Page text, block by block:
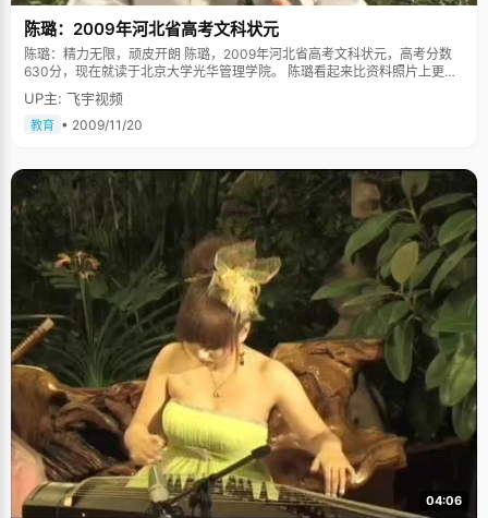
陈璐：2009年河北省高考文科状元
陈璐：精力无限，顽皮开朗 陈璐，2009年河北省高考文科状元，高考分数
630分，现在就读于北京大学光华管理学院。 陈璐看起来比资料照片上更加
娇小，清秀的脸盘，利索的短发，一副细丝眼镜显出才女的气质，她很喜
欢"才女"这个词，我们边开着玩笑开始了采访，她不停的呵呵笑着，一笑就
露出了两颗可爱的小虎牙。陈璐待人热情、爽朗，有着非常可亲的个性，是
力，"望女成凤"的期望使得他们在对陈璐的各方面要求都不予宽容态度。"小
时候做什么事情都有很严格的规定，比如出去玩，看电视等等娱乐项目，都
有严格的时间限定，时间一到，就必须去学习，或者看书。"陈璐一边假惺惺
的抱怨自己缺少童年生活，一边又庆幸因此而获得了大量阅读的时间，从小
看了不少的文学名著。 "小时候妈妈对于我做事情的态度和时间要求很严
格"，陈璐回忆"我记得小时候拿一道题去问妈妈，她给我讲了一遍，然后问
我&lsquo;你懂了吗&rsquo;?其实当时我还不太懂，但是害怕妈妈太严厉了，
就违心的点头说&lsquo;懂了&rsquo;。"大概是妈妈看出了陈璐的犹豫，于是
就让陈璐将那道题的解法讲一遍，陈璐支支吾吾的半天答不上来，心里越来
越打鼓。"妈妈严厉的批评说，"不懂就要问，不要不懂装懂"。这件事情对陈
璐的成长影响特别大，"以后我再有什么问题，都会很积极的去问，不会的立
马就去弄清楚，绝对不拖延了事"。陈璐每天都有一个计划本，把所有今天要
做的事情记下来，睡觉之前一项一项的核对划掉，"今日事今日毕，这样才能
睡得踏实。" 在陈璐的书桌上，有一个塑封的字条，上书八个刚劲俊秀的大
字"自信、冷静、分析、坚强"，每当遇到挫折的时候，陈璐就会将这四个字
拿出来勉励自己。"有一次因为考试没有考好，我一个人闷在房间里难过，还
发小孩子脾气，爸爸进来了，不说话，将写着这八个字的纸条放在我书桌上
就出去，"陈璐说，"我拿着纸条，冷静了下来，认真分析后恍然，原来自己
真的犯了很多错误"。后来，陈璐就将这张纸条很用心的塑封起来放在书桌
前，不时劝诫自己，鼓励自己。 学习主动，有两套笔记 陈璐调皮的说，"套
UP主: 飞宇视频
教育 • 2009/11/20
04:06